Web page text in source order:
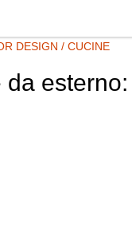
DESIGN / CUCINE
da